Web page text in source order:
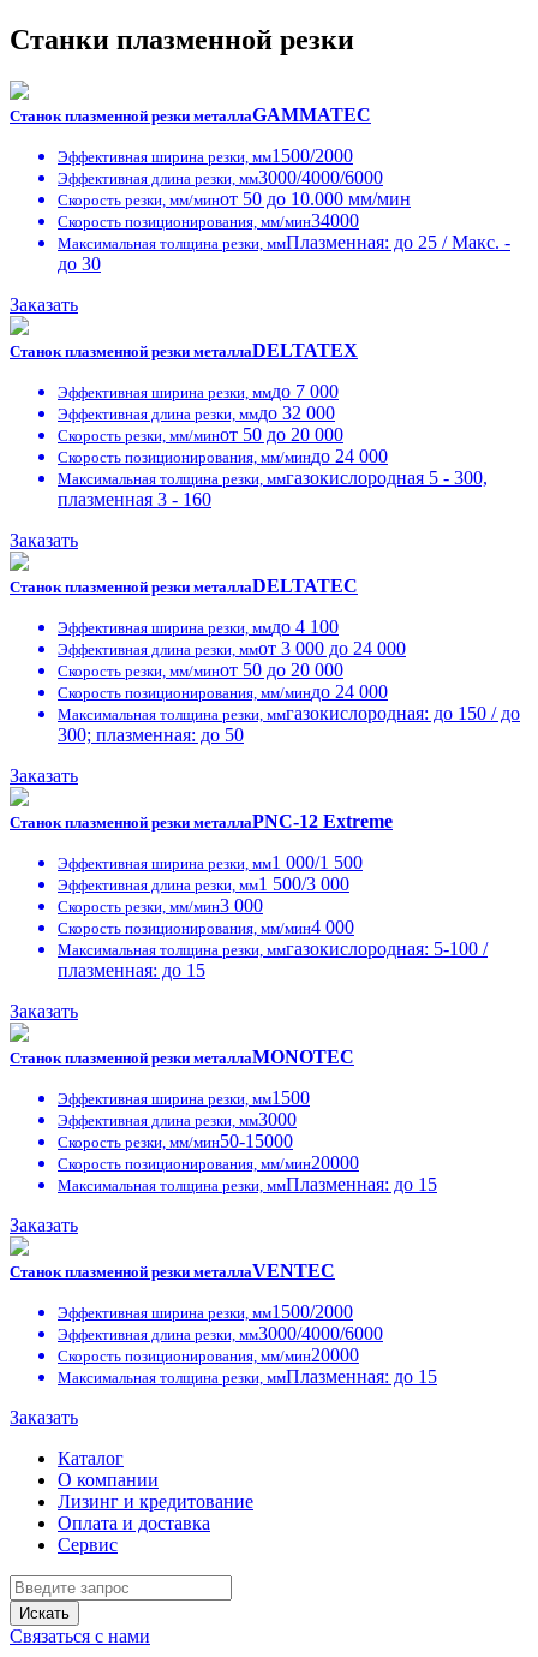
Станки плазменной резки
Станок плазменной резки металлаGAMMATEC
Эффективная ширина резки, мм1500/2000
Эффективная длина резки, мм3000/4000/6000
Скорость резки, мм/минот 50 до 10.000 мм/мин
Скорость позиционирования, мм/мин34000
Максимальная толщина резки, ммПлазменная: до 25 / Макс. -
до 30
Заказать
Станок плазменной резки металлаDELTATEX
Эффективная ширина резки, ммдо 7 000
Эффективная длина резки, ммдо 32 000
Скорость резки, мм/минот 50 до 20 000
Скорость позиционирования, мм/миндо 24 000
Максимальная толщина резки, ммгазокислородная 5 - 300,
плазменная 3 - 160
Заказать
Станок плазменной резки металлаDELTATEC
Эффективная ширина резки, ммдо 4 100
Эффективная длина резки, ммот 3 000 до 24 000
Скорость резки, мм/минот 50 до 20 000
Скорость позиционирования, мм/миндо 24 000
Максимальная толщина резки, ммгазокислородная: до 150 / до
300; плазменная: до 50
Заказать
Станок плазменной резки металлаPNC-12 Extreme
Эффективная ширина резки, мм1 000/1 500
Эффективная длина резки, мм1 500/3 000
Скорость резки, мм/мин3 000
Скорость позиционирования, мм/мин4 000
Максимальная толщина резки, ммгазокислородная: 5-100 /
плазменная: до 15
Заказать
Станок плазменной резки металлаMONOTEC
Эффективная ширина резки, мм1500
Эффективная длина резки, мм3000
Скорость резки, мм/мин50-15000
Скорость позиционирования, мм/мин20000
Максимальная толщина резки, ммПлазменная: до 15
Заказать
Станок плазменной резки металлаVENTEC
Эффективная ширина резки, мм1500/2000
Эффективная длина резки, мм3000/4000/6000
Скорость позиционирования, мм/мин20000
Максимальная толщина резки, ммПлазменная: до 15
Заказать
Каталог
О компании
Лизинг и кредитование
Оплата и доставка
Сервис
Искать
Связаться с нами